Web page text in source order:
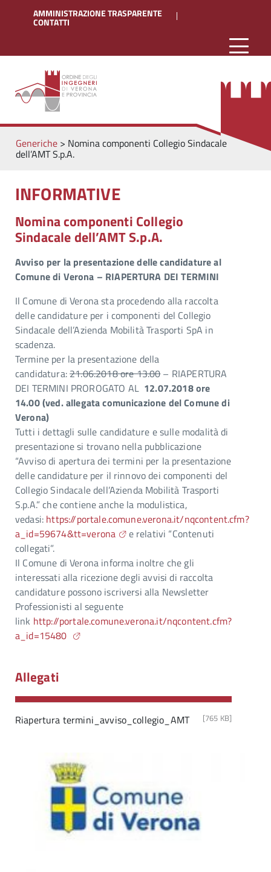
AMMINISTRAZIONE TRASPARENTE
CONTATTI
Generiche> Nomina componenti Collegio Sindacale
dell’AMT S.p.A.
INFORMATIVE
Nomina componenti Collegio
Sindacale dell’AMT S.p.A.
Avviso per la presentazione delle candidature al
Comune di Verona – RIAPERTURA DEI TERMINI
Il Comune di Verona sta procedendo alla raccolta
delle candidature per i componenti del Collegio
Sindacale dell’Azienda Mobilità Trasporti SpA in
scadenza.
Termine per la presentazione della
candidatura:21.06.2018ore 13.00– RIAPERTURA
DEI TERMINI PROROGATO AL 12.07.2018 ore
14.00 (ved. allegata comunicazione del Comune di
Verona)
Tutti i dettagli sulle candidature e sulle modalità di
presentazione si trovano nella pubblicazione
“Avviso di apertura dei termini per la presentazione
delle candidature per il rinnovo dei componenti del
Collegio Sindacale dell’Azienda Mobilità Trasporti
S.p.A.” che contiene anche la modulistica,
vedasi: https://portale.comune.verona.it/nqcontent.cfm?
a_id=59674&tt=verona
e relativi “Contenuti
collegati”.
Il Comune di Verona informa inoltre che gli
interessati alla ricezione degli avvisi di raccolta
candidature possono iscriversi alla Newsletter
Professionisti al seguente
link http://portale.comune.verona.it/nqcontent.cfm?
a_id=15480
Allegati
Riapertura termini_avviso_collegio_AMT [765 KB]